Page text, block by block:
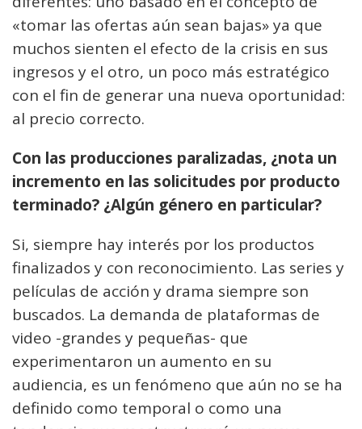
«tomar las ofertas aún sean bajas» ya que
muchos sienten el efecto de la crisis en sus
ingresos y el otro, un poco más estratégico
con el fin de generar una nueva oportunidad:
al precio correcto.
Con las producciones paralizadas, ¿nota un
incremento en las solicitudes por producto
terminado? ¿Algún género en particular?
Si, siempre hay interés por los productos
finalizados y con reconocimiento. Las series y
películas de acción y drama siempre son
buscados. La demanda de plataformas de
video -grandes y pequeñas- que
experimentaron un aumento en su
audiencia, es un fenómeno que aún no se ha
definido como temporal o como una